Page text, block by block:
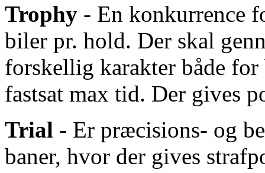
Trophy - En konkurrence
biler pr. hold. Der skal
forskellig karakter både
fastsat max tid. Der gives
Trial - Er præcisions- og
baner, hvor der gives